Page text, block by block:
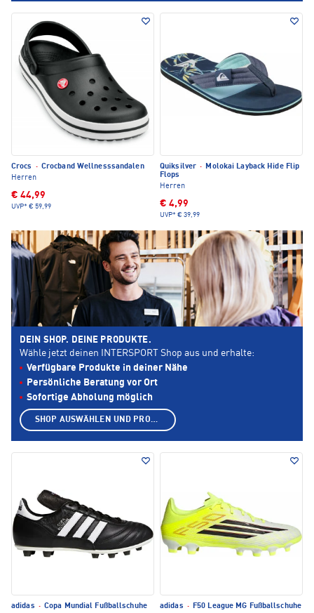
Crocs · Crocband Wellnesssandalen
Herren
€ 44,99
UVP* € 59,99
Quiksilver ·
Molokai Layback Hide Flip
Flops
Herren
€ 4,99
UVP* € 39,99
adidas · Copa Mundial Fußballschuhe
adidas · F50 League MG Fußballschuhe
DEIN SHOP. DEINE PRODUKTE.
Wähle jetzt deinen INTERSPORT Shop aus und erhalte:
Verfügbare Produkte in deiner Nähe
Persönliche Beratung vor Ort
Sofortige Abholung möglich
SHOP AUSWÄHLEN UND PRODUKTE ANZEIGEN